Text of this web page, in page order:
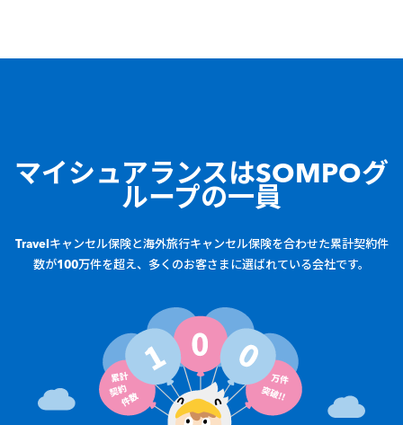
マイシュアランスはSOMPOグ
ループの一員
Travelキャンセル保険と海外旅行キャンセル保険を合わせた累計契約件
数が100万件を超え、多くのお客さまに選ばれている会社です。